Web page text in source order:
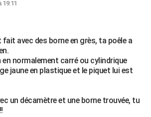
19:11
avec des borne en grès, ta poêle a
normalement carré ou cylindrique
jaune en plastique et le piquet lui est
un décamètre et une borne trouvée, tu